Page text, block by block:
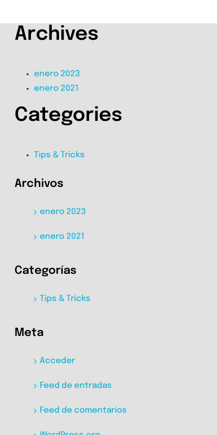
Archives
enero 2023
enero 2021
Categories
Tips & Tricks
Archivos
enero 2023
enero 2021
Categorías
Tips & Tricks
Meta
Acceder
Feed de entradas
Feed de comentarios